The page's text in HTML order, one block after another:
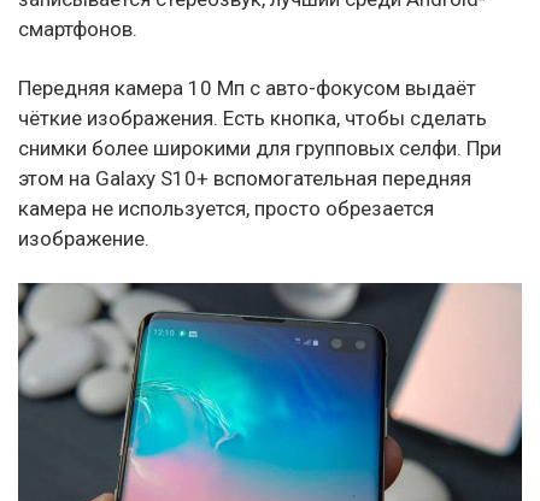
смартфонов.
Передняя камера 10 Мп с авто-фокусом выдаёт
чёткие изображения. Есть кнопка, чтобы сделать
снимки более широкими для групповых селфи. При
этом на Galaxy S10+ вспомогательная передняя
камера не используется, просто обрезается
изображение.